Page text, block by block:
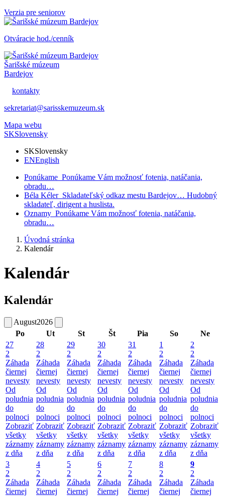
Verzia pre seniorov
Otváracie hod./cenník
Šarišské múzeum
Bardejov
kontakty
sekretariat@sarisskemuzeum.sk
Mapa webu
SKSlovensky
SKSlovensky
ENEnglish
Ponúkame Ponúkame Vám možnosť fotenia, natáčania,
obradu…
Béla Kéler Skladateľský odkaz mestu Bardejov… Hudobný
skladateľ, dirigent a huslista.
Oznamy Ponúkame Vám možnosť fotenia, natáčania,
obradu…
Úvodná stránka
Kalendár
Kalendár
Kalendár
August2026
Po
Ut St Št Pia So
Ne
27
2
Záhada
čiernej
nevesty
Od
poludnia
do
polnoci
Zobraziť
všetky
záznamy
z dňa
28
2
Záhada
čiernej
nevesty
Od
poludnia
do
polnoci
Zobraziť
všetky
záznamy
z dňa
29
2
Záhada
čiernej
nevesty
Od
poludnia
do
polnoci
Zobraziť
všetky
záznamy
z dňa
30
2
Záhada
čiernej
nevesty
Od
poludnia
do
polnoci
Zobraziť
všetky
záznamy
z dňa
31
2
Záhada
čiernej
nevesty
Od
poludnia
do
polnoci
Zobraziť
všetky
záznamy
z dňa
1
2
Záhada
čiernej
nevesty
Od
poludnia
do
polnoci
Zobraziť
všetky
záznamy
z dňa
2
2
Záhada
čiernej
nevesty
Od
poludnia
do
polnoci
Zobraziť
všetky
záznamy
z dňa
3
2
Záhada
čiernej
4
2
Záhada
čiernej
5
2
Záhada
čiernej
6
2
Záhada
čiernej
7
2
Záhada
čiernej
8
2
Záhada
čiernej
9
2
Záhada
čiernej